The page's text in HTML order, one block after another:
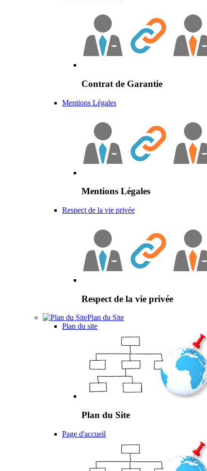
Contrat de Garantie
Mentions Légales
Mentions Légales
Respect de la vie privée
Respect de la vie privée
Plan du Site
Plan du site
Plan du Site
Page d'accueil